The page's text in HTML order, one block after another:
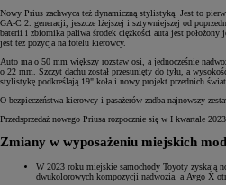
Nowy Prius zachwyca też dynamiczną stylistyką. Jest to
GA-C 2. generacji, jeszcze lżejszej i sztywniejszej od
baterii i zbiornika paliwa środek ciężkości auta jest położony
jest też pozycja na fotelu kierowcy.
Auto ma o 50 mm większy rozstaw osi, a jednocześnie
o 22 mm. Szczyt dachu został przesunięty do tyłu, a
stylistykę podkreślają 19" koła i nowy projekt przednich
O bezpieczeństwa kierowcy i pasażerów zadba najnowszy
Przedsprzedaż nowego Priusa rozpocznie się w I kwartale
Zmiany w wyposażeniu miejskich
W 2023 roku miejskie samochody Toyoty zyskają
dwukolorowych kompozycji nadwozia, a Aygo X